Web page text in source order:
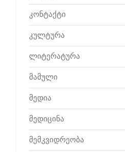
კონტაქტი
კულტურა
ლიტერატურა
მამული
მედია
მედიცინა
მემკვიდრეობა